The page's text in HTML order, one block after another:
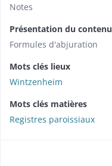
Notes
Présentation du contenu
Formules d'abjuration
Mots clés lieux
Wintzenheim
Mots clés matières
Registres paroissiaux